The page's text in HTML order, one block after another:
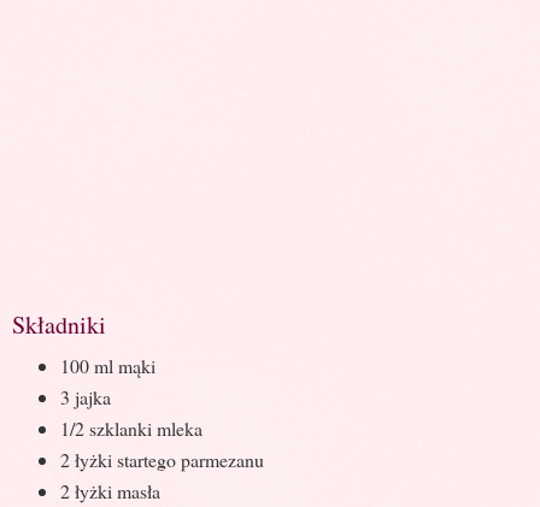
Składniki
100 ml mąki
3 jajka
1/2 szklanki mleka
2 łyżki startego parmezanu
2 łyżki masła